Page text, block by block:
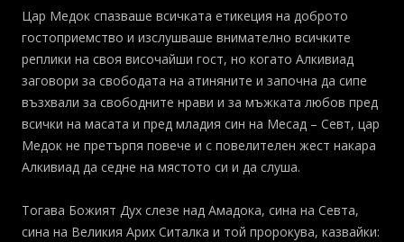
Цар Медок спазваше всичката етикеция на доброто
гостоприемство и изслушваше внимателно всичките
реплики на своя височайши гост, но когато Алкивиад
заговори за свободата на атиняните и започна да сипе
възхвали за свободните нрави и за мъжката любов пред
всички на масата и пред младия син на Месад – Севт, цар
Медок не претърпя повече и с повелителен жест накара
Алкивиад да седне на мястото си и да слуша.
Тогава Божият Дух слезе над Амадока, сина на Севта,
сина на Великия Арих Ситалка и той пророкува, казвайки: